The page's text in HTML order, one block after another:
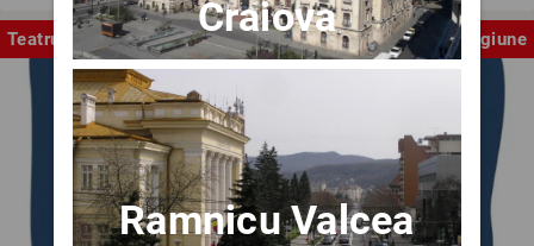
Teatrul Mic Stagiune
Craiova
Ramnicu Valcea